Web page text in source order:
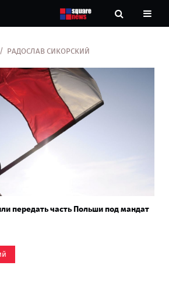
РАДОСЛАВ СИКОРСКИЙ
передать часть Польши под мандат